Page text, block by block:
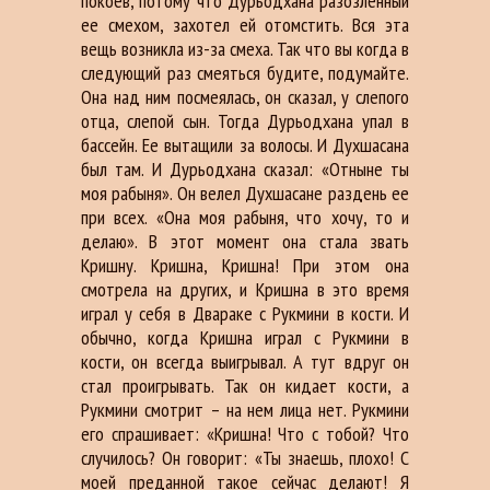
ее смехом, захотел ей отомстить. Вся эта
вещь возникла из-за смеха. Так что вы когда в
следующий раз смеяться будите, подумайте.
Она над ним посмеялась, он сказал, у слепого
отца, слепой сын. Тогда Дурьодхана упал в
бассейн. Ее вытащили за волосы. И Духшасана
был там. И Дурьодхана сказал: «Отныне ты
моя рабыня». Он велел Духшасане раздень ее
при всех. «Она моя рабыня, что хочу, то и
делаю». В этот момент она стала звать
Кришну. Кришна, Кришна! При этом она
смотрела на других, и Кришна в это время
играл у себя в Двараке с Рукмини в кости. И
обычно, когда Кришна играл с Рукмини в
кости, он всегда выигрывал. А тут вдруг он
стал проигрывать. Так он кидает кости, а
Рукмини смотрит – на нем лица нет. Рукмини
его спрашивает: «Кришна! Что с тобой? Что
случилось? Он говорит: «Ты знаешь, плохо! С
моей преданной такое сейчас делают! Я